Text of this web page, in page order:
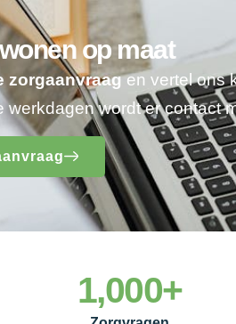
op maat
zorgaanvraagen vertel ons
werkdagen wordt er contact
1,000+